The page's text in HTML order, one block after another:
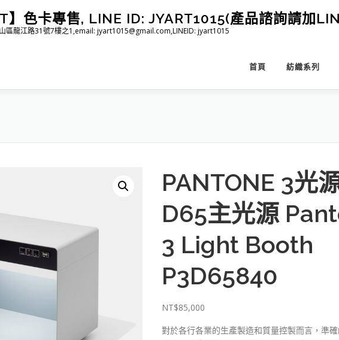
】色卡專售, LINE ID: JYART1015(產品諮詢請加
區龍江路31號7樓之1,email: jyart1015@gmail.com,LINEID: jyart1015
首頁 紡織系列
PANTONE 3光
D65主光源
3 Light Booth
P3D65840
NT$85,000
對於各行各業的生產製造和質量控製而言，準